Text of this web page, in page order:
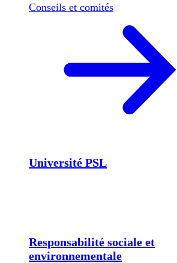
Conseils et comités
Université PSL
Responsabilité sociale et
environnementale